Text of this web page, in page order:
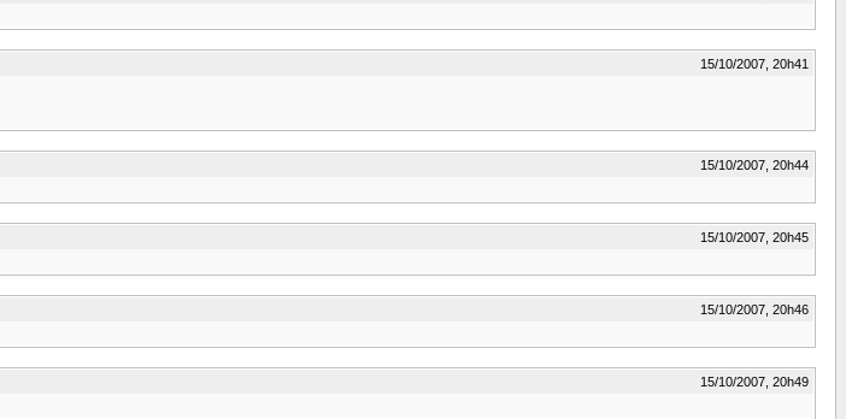
15/10/2007, 20h41
15/10/2007, 20h44
15/10/2007, 20h45
15/10/2007, 20h46
15/10/2007, 20h49